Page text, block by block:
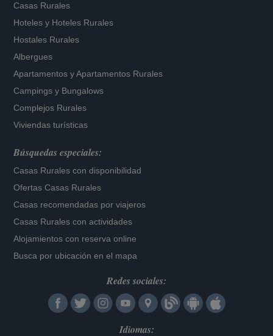
Casas Rurales
Hoteles y Hoteles Rurales
Hostales Rurales
Albergues
Apartamentos yApartamentos Rurales
Campings y Bungalows
Complejos Rurales
Viviendas turísticas
Búsquedas especiales:
Casas Rurales con disponibilidad
Ofertas Casas Rurales
Casas recomendadas por viajeros
Casas Rurales con actividades
Alojamientos con reserva online
Busca por ubicación en el mapa
Redes sociales:
Idiomas: